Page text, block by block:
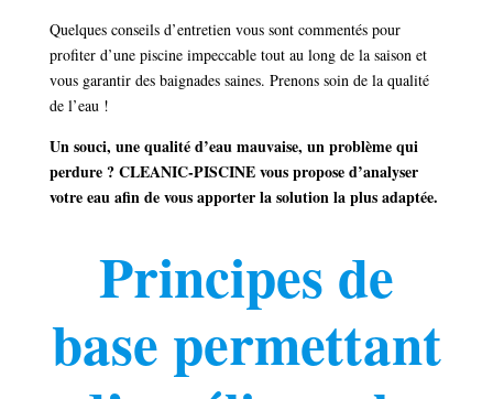
Quelques conseils d’entretien vous sont commentés pour
profiter d’une piscine impeccable tout au long de la saison et
vous garantir des baignades saines. Prenons soin de la qualité
de l’eau !
Un souci, une qualité d’eau mauvaise, un problème qui
perdure ? CLEANIC-PISCINE vous propose d’analyser
votre eau afin de vous apporter la solution la plus adaptée.
Principes de
base permettant